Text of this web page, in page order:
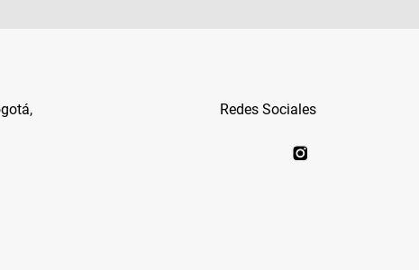
Redes Sociales